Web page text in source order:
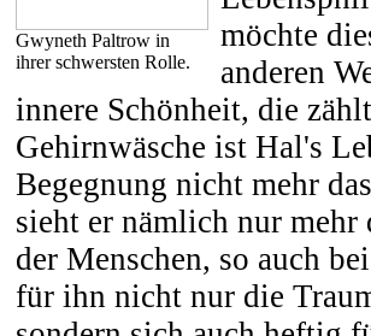
Gwyneth Paltrow in
ihrer schwersten Rolle.
möchte
anderen
innere Schönheit, die
Gehirnwäsche ist Hal's
Begegnung nicht mehr
sieht er nämlich nur mehr
der Menschen, so auch
für ihn nicht nur die